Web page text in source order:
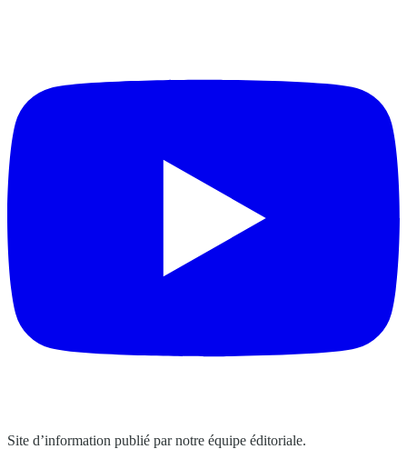
Site d’information publié par notre équipe éditoriale.